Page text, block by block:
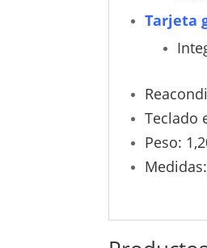
Tarjeta
Teclado
Peso: